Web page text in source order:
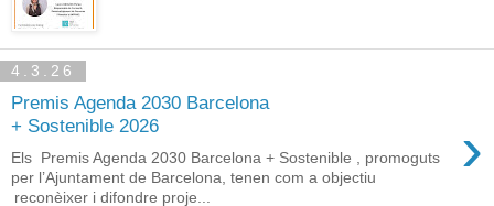
4.3.26
Premis Agenda 2030 Barcelona
+ Sostenible 2026
›
Els Premis Agenda 2030 Barcelona + Sostenible , promoguts
per l’Ajuntament de Barcelona, tenen com a objectiu
reconèixer i difondre proje...